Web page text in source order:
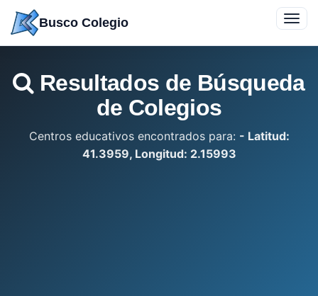
contenido
Busco Colegio
Resultados de Búsqueda
de Colegios
Centros educativos encontrados para: - Latitud:
41.3959, Longitud: 2.15993